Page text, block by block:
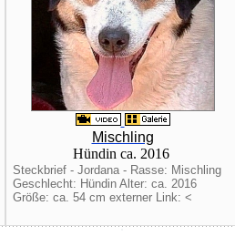
Mischling
Hündin ca. 2016
Steckbrief - Jordana - Rasse: Mischling
Geschlecht: Hündin Alter: ca. 2016
Größe: ca. 54 cm externer Link: <